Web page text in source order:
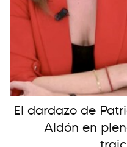
El dardazo de
Aldón en